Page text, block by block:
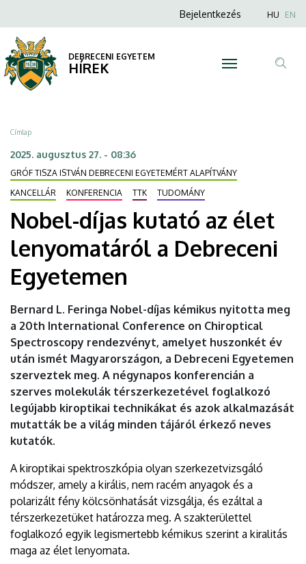
díjas
kutató
élet
lenyomatáról
a
Debreceni
Egyetemen
DEBRECENI
EGYETEM
a
tartalomra
Anonim
menüje
Bejelentkezés HU EN
DEBRECENI EGYETEM
HÍREK
Morzsa
Címlap
2025. augusztus 27. - 08:36
GRÓF TISZA ISTVÁN DEBRECENI EGYETEMÉRT ALAPÍTVÁNY
KANCELLÁR
KONFERENCIA TTK TUDOMÁNY
Nobel-díjas kutató az élet
lenyomatáról a Debreceni
Egyetemen
Bernard L. Feringa Nobel-díjas kémikus nyitotta meg
a 20th International Conference on Chiroptical
Spectroscopy rendezvényt, amelyet huszonkét év
után ismét Magyarországon, a Debreceni Egyetemen
szerveztek meg. A négynapos konferencián a
szerves molekulák térszerkezetével foglalkozó
legújabb kiroptikai technikákat és azok alkalmazását
mutatták be a világ minden tájáról érkező neves
kutatók.
A kiroptikai spektroszkópia olyan szerkezetvizsgáló
módszer, amely a királis, nem racém anyagok és a
polarizált fény kölcsönhatását vizsgálja, és ezáltal a
térszerkezetüket határozza meg. A szakterülettel
foglalkozó egyik legismertebb kémikus szerint a kiralitás
maga az élet lenyomata.